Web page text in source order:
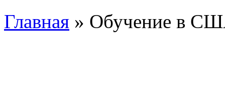
Главная » Обучение в